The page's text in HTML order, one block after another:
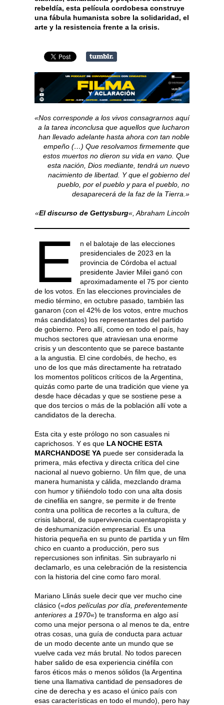
rebeldía, esta película cordobesa construye
una fábula humanista sobre la solidaridad, el
arte y la resistencia frente a la crisis.
«Nos corresponde a los vivos consagrarnos aquí
a la tarea inconclusa que aquellos que lucharon
han llevado adelante hasta ahora con tan noble
empeño (…) Que resolvamos firmemente que
estos muertos no dieron su vida en vano. Que
esta nación, Dios mediante, tendrá un nuevo
nacimiento de libertad. Y que el gobierno del
pueblo, por el pueblo y para el pueblo, no
desaparecerá de la faz de la Tierra.»
«El discurso de Gettysburg«, Abraham Lincoln
E
n el balotaje de las elecciones
presidenciales de 2023 en la
provincia de Córdoba el actual
presidente Javier Milei ganó con
aproximadamente el 75 por ciento
de los votos. En las elecciones provinciales de
medio término, en octubre pasado, también las
ganaron (con el 42% de los votos, entre muchos
más candidatos) los representantes del partido
de gobierno. Pero allí, como en todo el país, hay
muchos sectores que atraviesan una enorme
crisis y un descontento que se parece bastante
a la angustia. El cine cordobés, de hecho, es
uno de los que más directamente ha retratado
los momentos políticos críticos de la Argentina,
quizás como parte de una tradición que viene ya
desde hace décadas y que se sostiene pese a
que dos tercios o más de la población allí vote a
candidatos de la derecha.
Esta cita y este prólogo no son casuales ni
caprichosos. Y es que LA NOCHE ESTA
MARCHANDOSE YA puede ser considerada la
primera, más efectiva y directa crítica del cine
nacional al nuevo gobierno. Un film que, de una
manera humanista y cálida, mezclando drama
con humor y tiñiéndolo todo con una alta dosis
de cinefilia en sangre, se permite ir de frente
contra una política de recortes a la cultura, de
crisis laboral, de supervivencia cuentapropista y
de deshumanización empresarial. Es una
historia pequeña en su punto de partida y un film
chico en cuanto a producción, pero sus
repercusiones son infinitas. Sin subrayarlo ni
declamarlo, es una celebración de la resistencia
con la historia del cine como faro moral.
Mariano Llinás suele decir que ver mucho cine
clásico («dos películas por día, preferentemente
anteriores a 1970«) te transforma en algo así
como una mejor persona o al menos te da, entre
otras cosas, una guía de conducta para actuar
de un modo decente ante un mundo que se
vuelve cada vez más brutal. No todos parecen
haber salido de esa experiencia cinéfila con
faros éticos más o menos sólidos (la Argentina
tiene una llamativa cantidad de pensadores de
cine de derecha y es acaso el único país con
esas características en todo el mundo), pero hay